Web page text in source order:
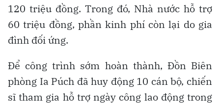
120 triệu đồng. Trong đó, Nhà nước hỗ trợ
60 triệu đồng, phần kinh phí còn lại do gia
đình đối ứng.
Để công trình sớm hoàn thành, Đồn Biên
phòng Ia Púch đã huy động 10 cán bộ, chiến
sĩ tham gia hỗ trợ ngày công lao động trong